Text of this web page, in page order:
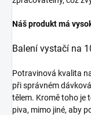
Náš produkt má
Balení vystačí na
Potravinová kvalita
při správném
tělem. Kromě toho je
piva, mimo jiné, aby